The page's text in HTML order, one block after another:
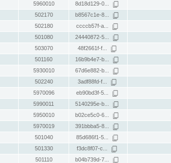
5960010 8d18d129-0...
502170 b8567c1e-8...
502180 ccccb57f-a...
501080 24440872-5...
503070 48f2661f-f...
501160 16b9b4e7-b...
5930010 67d6e882-b...
502240 3adf88fd-f...
5970096 eb90bd3f-5...
5990011 5140295e-b...
5950010 b02ce5c0-6...
5970019 391bbba5-8...
501040 85d686f1-5...
501330 f3dc8f07-c...
501110 b04b739d-7...